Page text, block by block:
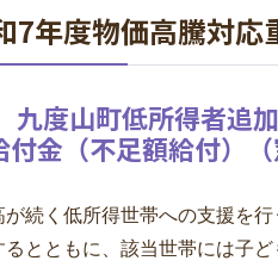
7年度物価高騰対応
）九度山町低所得者
金（不足額給付）（
が続く低所得世帯への支援を
るとともに、該当世帯には子ど